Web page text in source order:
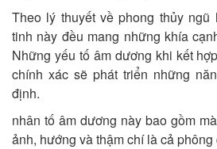
Theo lý thuyết về phong thủy ngũ
tinh này đều mang những khía
Những yếu tố âm dương khi kết
chính xác sẽ phát triển những
định.
nhân tố âm dương này bao gồm
ảnh, hướng và thậm chí là cả phông